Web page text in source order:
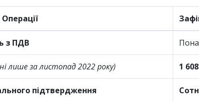
з ПДВ
лише за листопад 2022 року) 1
підтвердження